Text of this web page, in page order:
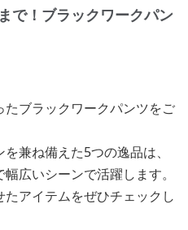
で！ブラックワークパン
ブラックワークパンツをご
兼ね備えた5つの逸品は、
広いシーンで活躍します。
アイテムをぜひチェックし